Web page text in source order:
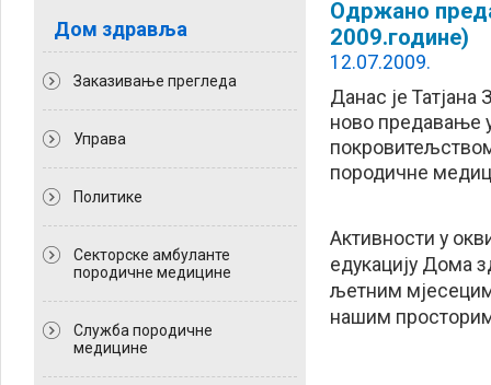
Дом здравља
Заказивање прегледа
Управа
Политикe
Секторске амбуланте
породичне медицине
Служба породичне
медицине
Одржано
2009.године)
12.07.2009.
Данас је
ново предавање
породичне
Активности у
едукацију Дома
љетним
нашим